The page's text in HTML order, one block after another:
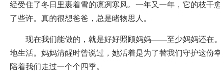
经受住了冬日里裹着雪的凛冽寒风。一年又一年，它的枝
了些许。真的很想爸爸，总是睹物思人。
现在我们能做的，就是好好照顾妈妈——至少妈妈还在。
地生活。妈妈清醒时曾说过，她活着是为了替我们守护这
陪着我们走过一个个四季。